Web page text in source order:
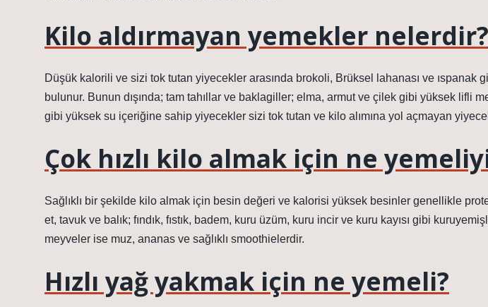
Kilo aldırmayan yemekler nelerdir?
Düşük kalorili ve sizi tok tutan yiyecekler arasında brokoli, Brüksel lahanası ve ıspanak
bulunur. Bunun dışında; tam tahıllar ve baklagiller; elma, armut ve çilek gibi yüksek lifli
gibi yüksek su içeriğine sahip yiyecekler sizi tok tutan ve kilo alımına yol açmayan
Çok hızlı kilo almak için ne
Sağlıklı bir şekilde kilo almak için besin değeri ve kalorisi yüksek besinler genellikle
et, tavuk ve balık; fındık, fıstık, badem, kuru üzüm, kuru incir ve kuru kayısı gibi
meyveler ise muz, ananas ve sağlıklı smoothielerdir.
Hızlı yağ yakmak için ne yemeli?